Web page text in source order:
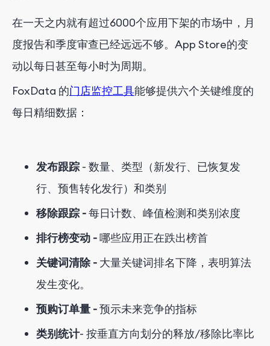
在一天之内就有超过6000个应用下架的市场中，月
度报告和季度审查已经远远不够。App Store的变
动以每日甚至每小时为周期。
FoxData 的门店监控工具能够提供六个关键维度的
每日精细数据：
发布跟踪 - 数量、类型（新发行、已恢复发
行、预售转化发行）和类别
移除跟踪 -每日计数、峰值检测和类别浓度
排行榜变动 -哪些应用正在跌出榜首
关键词清除 - 大量关键词排名下降，表明算法
发生变化。
预购订单量 -预示未来竞争的指标
类别统计- 按垂直方向划分的释放/移除比率比